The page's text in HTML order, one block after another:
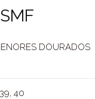
DOURADOS
40